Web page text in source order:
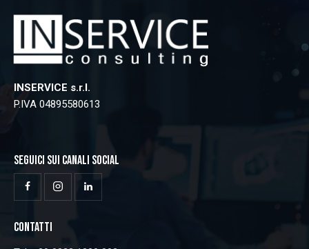
INSERVICE s.r.l.
P.IVA 04895580613
SEGUICI SUI CANALI SOCIAL
CONTATTI